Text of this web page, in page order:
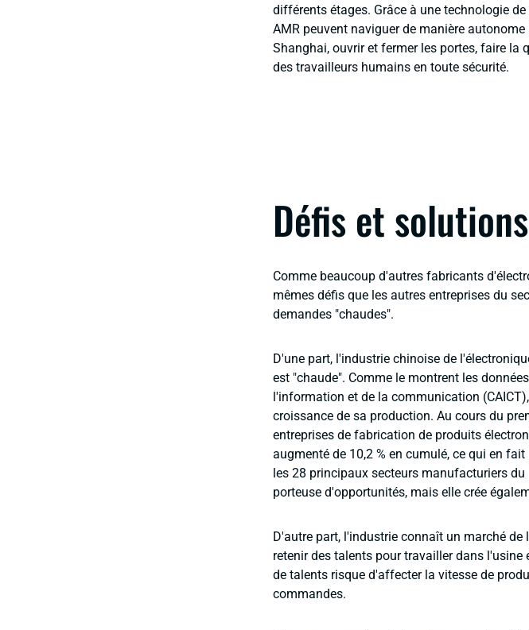
différents étages. Grâce à une technologie
AMR peuvent naviguer de manière
Shanghai, ouvrir et fermer les portes, faire la
des travailleurs humains en toute sécurité.
Défis et solutions
Comme beaucoup d'autres fabricants
mêmes défis que les autres entreprises du
demandes "chaudes".
D'une part, l'industrie chinoise de
est "chaude". Comme le montrent les
l'information et de la communication
croissance de sa production. Au cours du
entreprises de fabrication de produits
augmenté de 10,2 % en cumulé, ce qui en
les 28 principaux secteurs manufacturiers
porteuse d'opportunités, mais elle crée
D'autre part, l'industrie connaît un marché
retenir des talents pour travailler dans
de talents risque d'affecter la vitesse de
commandes.